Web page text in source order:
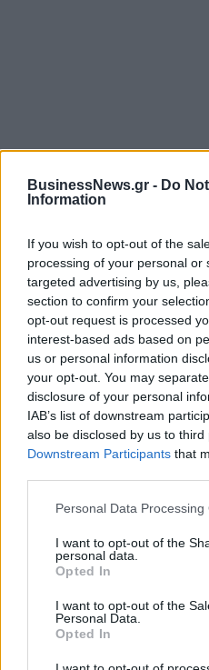
BusinessNews.gr - Do
Information
If you wish to opt-out of the
processing of your personal or
targeted advertising by us,
section to confirm your
opt-out request is processed
interest-based ads based on
us or personal information
your opt-out. You may
disclosure of your personal
IAB’s list of downstream
also be disclosed by us to third
Downstream Participants that
Personal Data Processing
I want to opt-out of the
personal data.
Opted In
I want to opt-out of the
Personal Data.
Opted In
ΡΟΗ ΕΙΔΗΣΕΩΝ
Τ. Θεοδωρικάκος: Η
διασφαλίζει την
καλύτερους μισθούς
09/08/2026 - 11:43 ΠΟΛΙΤΙΚΗ
Υπ. Μεταφορών: Οριστική
πινακίδων κυκλοφορίας -
διαδικασίες
09/08/2026 - 11:18 ΕΛΛΑΔΑ
τραπεζών το α΄ εξάμηνο
Ισπανία – Ιταλία:
ελέγχους
09/08/2026 - 10:29
Αλ. Τσίπρας: Στις 2